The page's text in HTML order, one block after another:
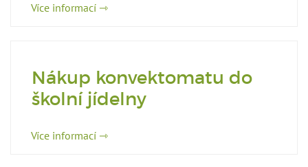
Více informací ⇾
Nákup konvektomatu do
školní jídelny
Více informací ⇾